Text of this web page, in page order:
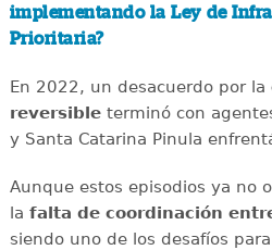
implementando la Ley de
Prioritaria?
En 2022, un desacuerdo por la
reversibleterminó con
y Santa Catarina Pinula
Aunque estos episodios ya no
la falta de coordinación
siendo uno de los desafíos